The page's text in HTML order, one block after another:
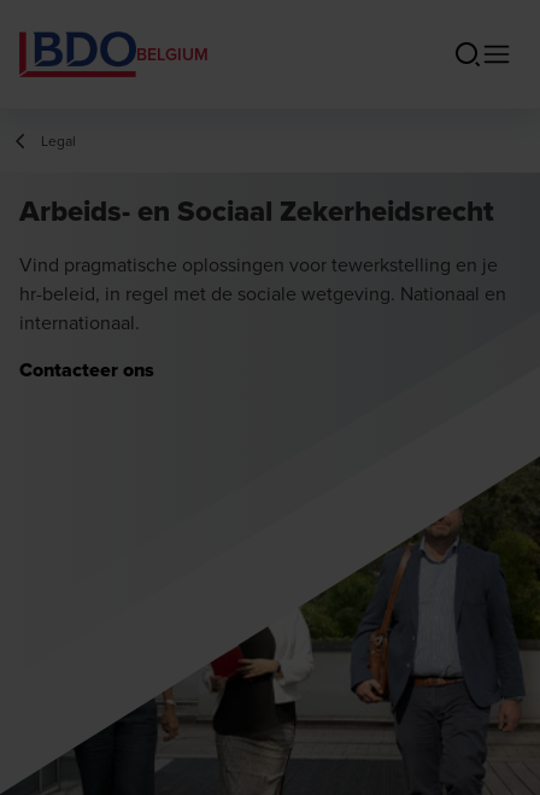
BELGIUM
Legal
Arbeids- en Sociaal Zekerheidsrecht
Vind pragmatische oplossingen voor tewerkstelling en je
hr-beleid, in regel met de sociale wetgeving. Nationaal en
internationaal.
Contacteer ons